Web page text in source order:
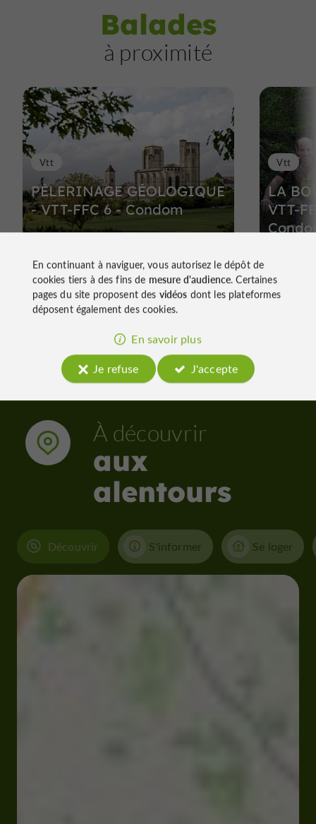
Balades
à proximité
PÈLERINAGE GÉOLOGIQUE
- VTT-FFC 6 - Condom
Vtt
283 m - Condom
LA
VTT-
Vtt
À découvrir
aux
alentours
Découvrir S'informer Se loger
En continuant à naviguer, vous autorisez le dépôt de
cookies tiers à des fins de mesure d'audience. Certaines
pages du site proposent des vidéos dont les plateformes
déposent également des cookies.
En savoir plus
Je refuse
J'accepte